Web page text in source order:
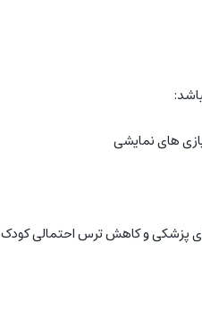
های نمایشی
پزشکی و کاهش ترس احتمالی کودک